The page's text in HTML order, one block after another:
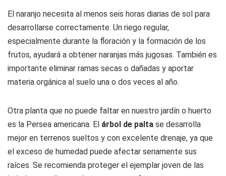
El naranjo necesita al menos seis horas diarias de sol para
desarrollarse correctamente. Un riego regular,
especialmente durante la floración y la formación de los
frutos, ayudará a obtener naranjas más jugosas. También es
importante eliminar ramas secas o dañadas y aportar
materia orgánica al suelo una o dos veces al año.
Otra planta que no puede faltar en nuestro jardín o huerto
es la Persea americana. El árbol de palta se desarrolla
mejor en terrenos sueltos y con excelente drenaje, ya que
el exceso de humedad puede afectar seriamente sus
raíces. Se recomienda proteger el ejemplar joven de las